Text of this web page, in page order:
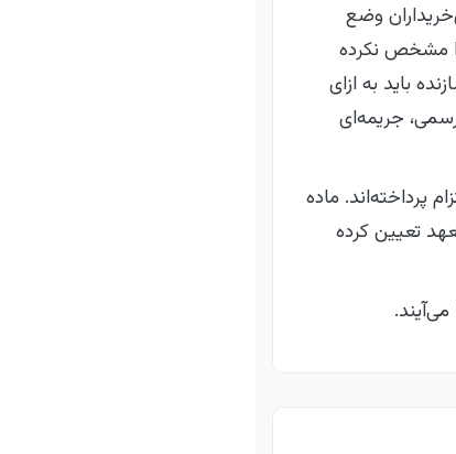
وضع
را مشخص نکرده
باید به ازای
جریمه‌ای
پرداخته‌اند. ماده
تعیین کرده